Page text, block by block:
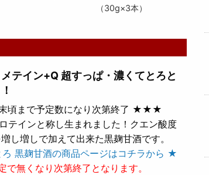
（30g×3本）
テイン+Q 超すっぱ・濃くてとろと
頃まで予定数になり次第終了 ★★★
テインと称し生まれました！クエン酸度
し増しで加えて出来た黒麹甘酒です。
黒麹甘酒の商品ページはコチラから ★
無くなり次第終了となります。